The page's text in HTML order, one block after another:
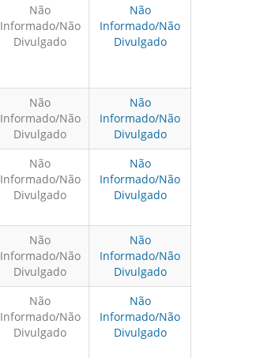
Não
Informado/Não
Divulgado
Não
Informado/Não
Divulgado
Não
Informado/Não
Divulgado
Não
Informado/Não
Divulgado
Não
Informado/Não
Divulgado
Não
Informado/Não
Divulgado
Não
Informado/Não
Divulgado
Não
Informado/Não
Divulgado
Não
Informado/Não
Divulgado
Não
Informado/Não
Divulgado